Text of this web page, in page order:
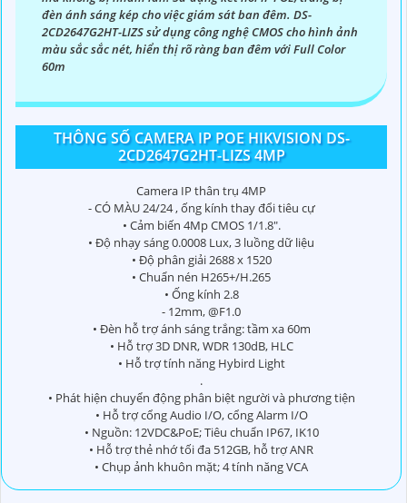
đèn ánh sáng kép cho việc giám sát ban đêm. DS-
2CD2647G2HT-LIZS sử dụng công nghệ CMOS cho hình ảnh
màu sắc sắc nét, hiển thị rõ ràng ban đêm với Full Color
60m
THÔNG SỐ CAMERA IP POE HIKVISION DS-
2CD2647G2HT-LIZS 4MP
Camera IP thân trụ 4MP
- CÓ MÀU 24/24 , ống kính thay đổi tiêu cự
• Cảm biến 4Mp CMOS 1/1.8".
• Độ nhạy sáng 0.0008 Lux, 3 luồng dữ liệu
• Độ phân giải 2688 x 1520
• Chuẩn nén H265+/H.265
• Ống kính 2.8
- 12mm, @F1.0
• Đèn hỗ trợ ánh sáng trắng: tầm xa 60m
• Hỗ trợ 3D DNR, WDR 130dB, HLC
• Hỗ trợ tính năng Hybird Light
.
• Phát hiện chuyển động phân biệt người và phương tiện
• Hỗ trợ cổng Audio I/O, cổng Alarm I/O
• Nguồn: 12VDC&PoE; Tiêu chuẩn IP67, IK10
• Hỗ trợ thẻ nhớ tối đa 512GB, hỗ trợ ANR
• Chụp ảnh khuôn mặt; 4 tính năng VCA